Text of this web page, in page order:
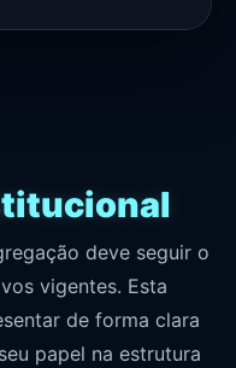
deve seguir o
vigentes. Esta
de forma clara
papel na estrutura